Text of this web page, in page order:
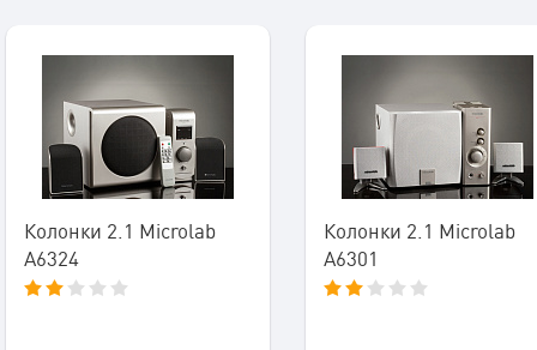
Колонки 2.1 Microlab
A6324
Колонки 2.1 Microlab
A6301